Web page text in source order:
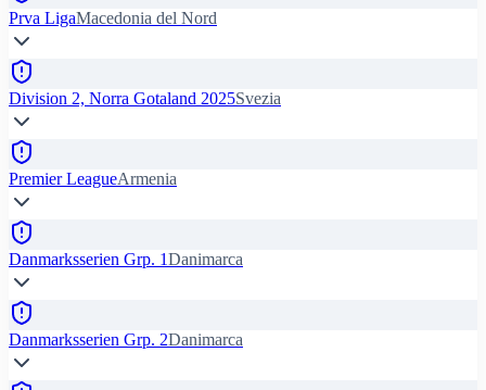
Prva LigaMacedonia del Nord
Division 2, Norra Gotaland 2025Svezia
Premier LeagueArmenia
Danmarksserien Grp. 1Danimarca
Danmarksserien Grp. 2Danimarca